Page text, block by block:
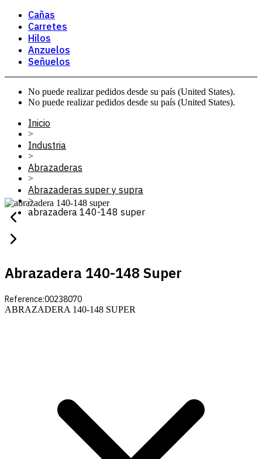
Cañas
Carretes
Hilos
Anzuelos
Señuelos
No puede realizar pedidos desde su país (United States).
No puede realizar pedidos desde su país (United States).
Inicio
>
Industria
>
Abrazaderas
>
Abrazaderas super y supra
>
abrazadera 140-148 super
Abrazadera 140-148 Super
Reference:00238070
ABRAZADERA 140-148 SUPER